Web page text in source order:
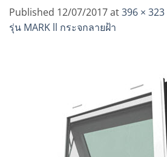
Published 12/07/2017at396 × 323
รุ่น MARK ll กระจกลายฝ้า